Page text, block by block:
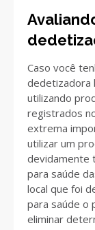
Caso você
dedetizadora
utilizando
registrados
extrema
utilizar um
devidamente
para saúde
local que foi
para saúde o
eliminar